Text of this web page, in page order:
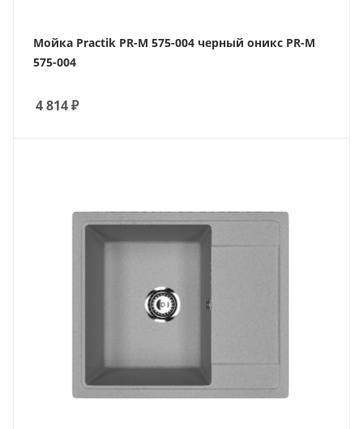
Мойка Practik PR-M 575-004 черный оникс PR-M
575-004
4 814₽